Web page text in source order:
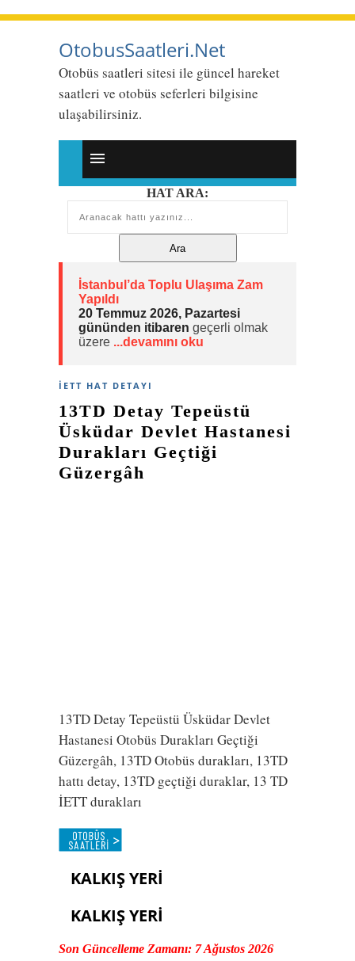
OtobusSaatleri.Net
Otobüs saatleri sitesi ile güncel hareket
saatleri ve otobüs seferleri bilgisine
ulaşabilirsiniz.
HAT ARA:
İstanbul’da Toplu Ulaşıma Zam
Yapıldı
20 Temmuz 2026, Pazartesi
gününden itibaren geçerli olmak
üzere ...devamını oku
İETT HAT DETAYI
13TD Detay Tepeüstü
Üsküdar Devlet Hastanesi
Durakları Geçtiği
Güzergâh
13TD Detay Tepeüstü Üsküdar Devlet
Hastanesi Otobüs Durakları Geçtiği
Güzergâh, 13TD Otobüs durakları, 13TD
hattı detay, 13TD geçtiği duraklar, 13 TD
İETT durakları
KALKIŞ YERİ
KALKIŞ YERİ
Son Güncelleme Zamanı: 7 Ağustos 2026